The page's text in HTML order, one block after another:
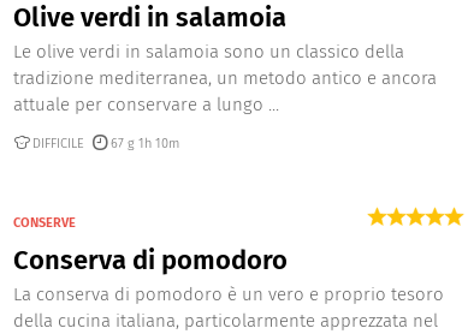
Olive verdi in salamoia
Le olive verdi in salamoia sono un classico della
tradizione mediterranea, un metodo antico e ancora
attuale per conservare a lungo ...
DIFFICILE 67 g 1h 10m
CONSERVE
Conserva di pomodoro
La conserva di pomodoro è un vero e proprio tesoro
della cucina italiana, particolarmente apprezzata nel